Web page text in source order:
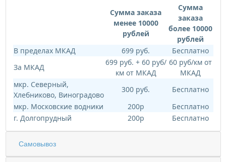
Сумма заказа
менее 10000
рублей
Сумма
заказа
более 10000
рублей
В пределах МКАД
699 руб.
Бесплатно
За МКАД
699 руб. + 60 руб/
км от МКАД
60 руб/км от
МКАД
мкр. Северный,
Хлебниково, Виноградово
300 руб.
Бесплатно
мкр. Московские водники
200р
Бесплатно
г. Долгопрудный
200р Бесплатно
Самовывоз